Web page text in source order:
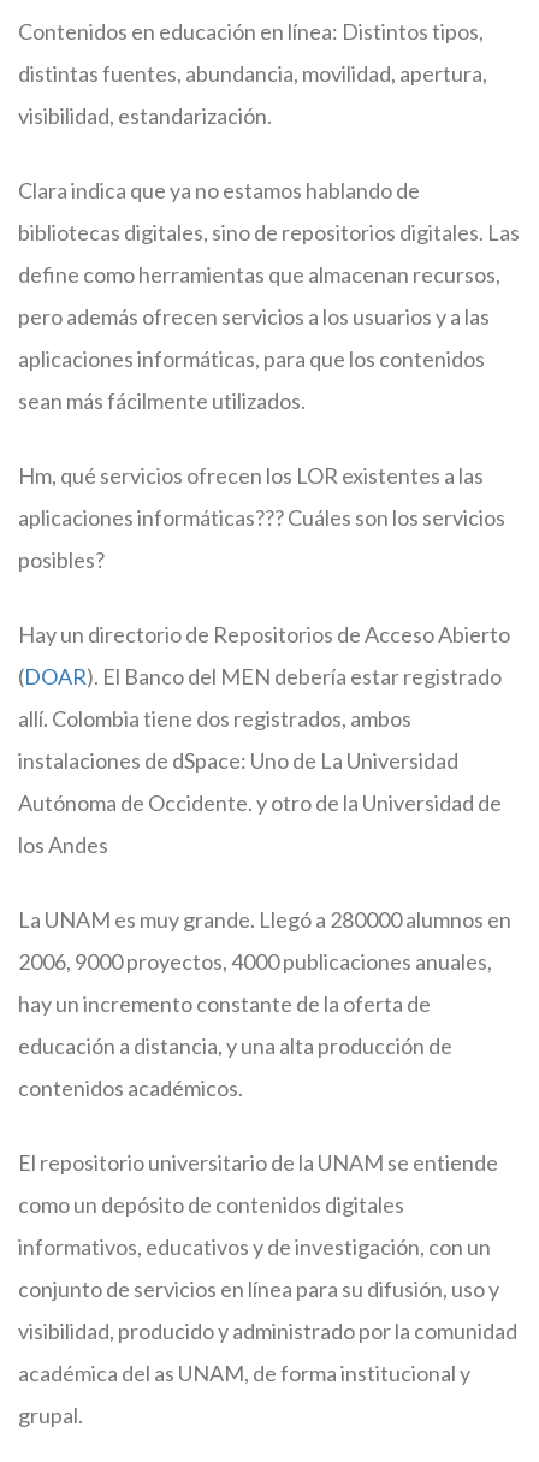
Contenidos en educación en línea: Distintos tipos,
distintas fuentes, abundancia, movilidad, apertura,
visibilidad, estandarización.
Clara indica que ya no estamos hablando de
bibliotecas digitales, sino de repositorios digitales. Las
define como herramientas que almacenan recursos,
pero además ofrecen servicios a los usuarios y a las
aplicaciones informáticas, para que los contenidos
sean más fácilmente utilizados.
Hm, qué servicios ofrecen los LOR existentes a las
aplicaciones informáticas??? Cuáles son los servicios
posibles?
Hay un directorio de Repositorios de Acceso Abierto
(DOAR). El Banco del MEN debería estar registrado
allí. Colombia tiene dos registrados, ambos
instalaciones de dSpace: Uno de La Universidad
Autónoma de Occidente. y otro de la Universidad de
los Andes
La UNAM es muy grande. Llegó a 280000 alumnos en
2006, 9000 proyectos, 4000 publicaciones anuales,
hay un incremento constante de la oferta de
educación a distancia, y una alta producción de
contenidos académicos.
El repositorio universitario de la UNAM se entiende
como un depósito de contenidos digitales
informativos, educativos y de investigación, con un
conjunto de servicios en línea para su difusión, uso y
visibilidad, producido y administrado por la comunidad
académica del as UNAM, de forma institucional y
grupal.